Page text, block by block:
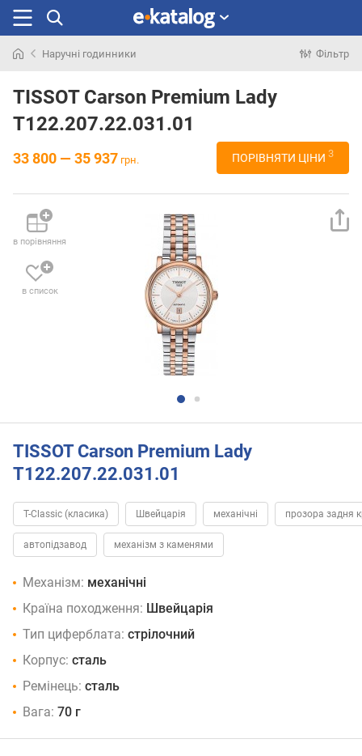
раніше
Наручні годинники Фільтр
TISSOT Carson Premium Lady
T122.207.22.031.01
33 800 — 35 937 грн. ПОРІВНЯТИ ЦІНИ 3
в порівняння
в список
TISSOT Carson Premium Lady
T122.207.22.031.01
T-Classic (класика) Швейцарія механічні прозора задня
автопідзавод механізм з каменями
Механізм: механічні
Країна походження: Швейцарія
Тип циферблата: стрілочний
Корпус: сталь
Ремінець: сталь
Вага: 70 г